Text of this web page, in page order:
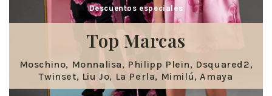
Descuentos especiales
Top Marcas
Moschino, Monnalisa, Philipp Plein, Dsquared2,
Twinset, Liu Jo, La Perla, Mimilú, Amaya